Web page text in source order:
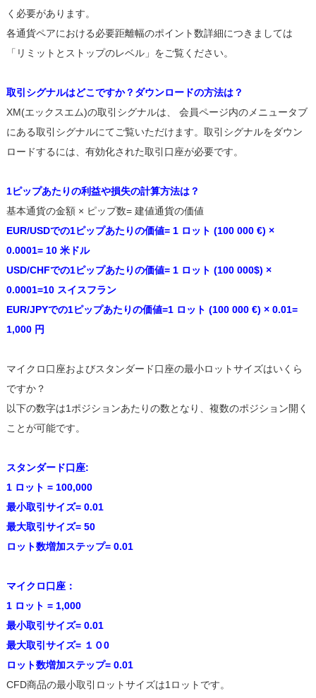
く必要があります。
各通貨ペアにおける必要距離幅のポイント数詳細につきましては
「リミットとストップのレベル」をご覧ください。
取引シグナルはどこですか？ダウンロードの方法は？
XM(エックスエム)の取引シグナルは、 会員ページ内のメニュータブ
にある取引シグナルにてご覧いただけます。取引シグナルをダウン
ロードするには、有効化された取引口座が必要です。
1ピップあたりの利益や損失の計算方法は？
基本通貨の金額 × ピップ数= 建値通貨の価値
EUR/USDでの1ピップあたりの価値= 1 ロット (100 000 €) ×
0.0001= 10 米ドル
USD/CHFでの1ピップあたりの価値= 1 ロット (100 000$) ×
0.0001=10 スイスフラン
EUR/JPYでの1ピップあたりの価値=1 ロット (100 000 €) × 0.01=
1,000 円
マイクロ口座およびスタンダード口座の最小ロットサイズはいくら
ですか？
以下の数字は1ポジションあたりの数となり、複数のポジション開く
ことが可能です。
スタンダード口座:
1 ロット = 100,000
最小取引サイズ= 0.01
最大取引サイズ= 50
ロット数増加ステップ= 0.01
マイクロ口座：
1 ロット = 1,000
最小取引サイズ= 0.01
最大取引サイズ= １０0
ロット数増加ステップ= 0.01
CFD商品の最小取引ロットサイズは1ロットです。